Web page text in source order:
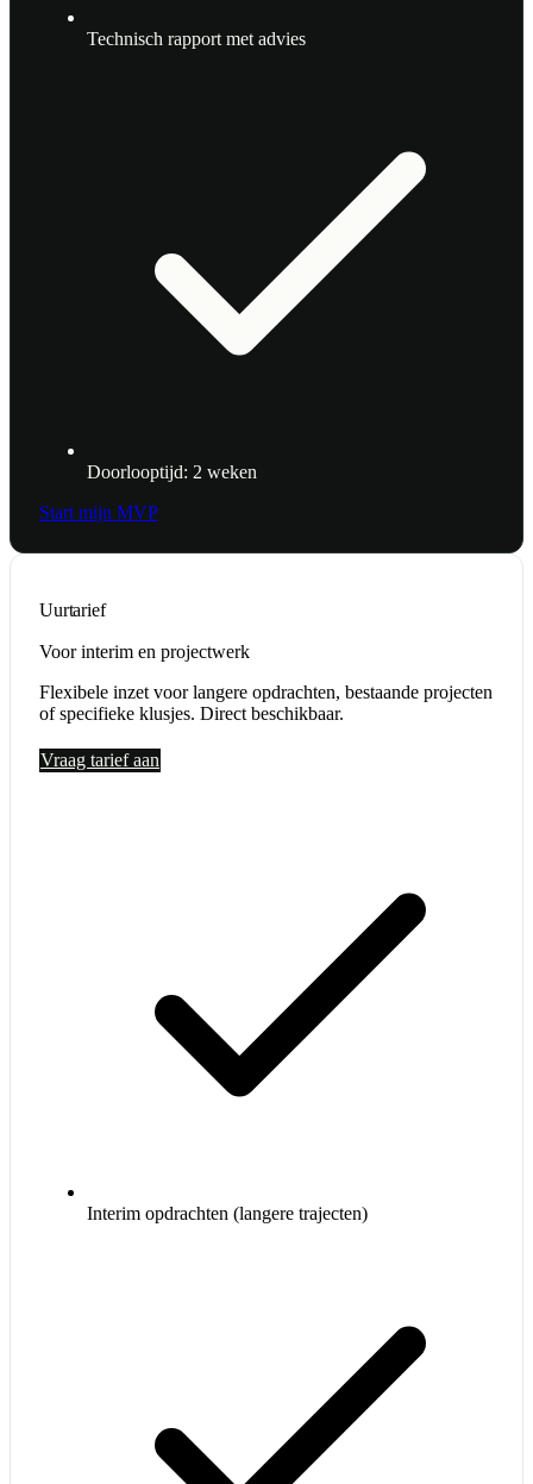
Technisch rapport met advies
Doorlooptijd: 2 weken
Start mijn MVP
Uurtarief
Voor interim en projectwerk
Flexibele inzet voor langere opdrachten, bestaande projecten
of specifieke klusjes. Direct beschikbaar.
Vraag tarief aan
Interim opdrachten (langere trajecten)